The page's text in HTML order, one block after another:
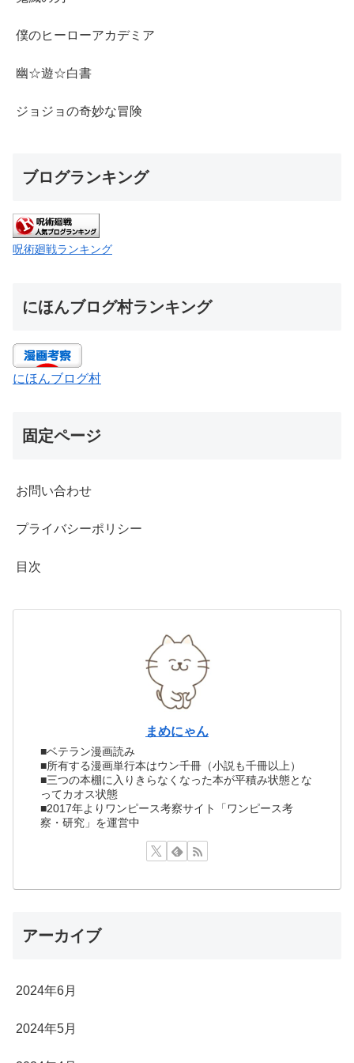
僕のヒーローアカデミア
幽☆遊☆白書
ジョジョの奇妙な冒険
ブログランキング
呪術廻戦ランキング
にほんブログ村ランキング
にほんブログ村
固定ページ
お問い合わせ
プライバシーポリシー
目次
まめにゃん
■ベテラン漫画読み
■所有する漫画単行本はウン千冊（小説も千冊以上）
■三つの本棚に入りきらなくなった本が平積み状態とな
ってカオス状態
■2017年よりワンピース考察サイト「ワンピース考
察・研究」を運営中
アーカイブ
2024年6月
2024年5月